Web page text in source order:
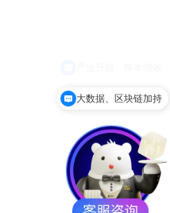
大数据、区块链加持